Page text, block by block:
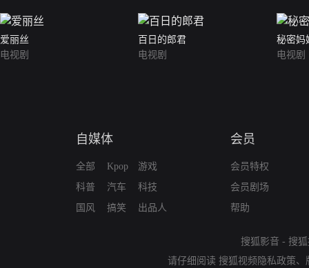
爱丽丝
电视剧
百日的郎君
电视剧
秘密妈
电视剧
自媒体
全部
科普
国风
Kpop
汽车
搞笑
游戏
科技
出品人
会员
会员特权
会员剧场
帮助
搜狐影音 - 搜
请仔细阅读 搜狐视频隐私政策、